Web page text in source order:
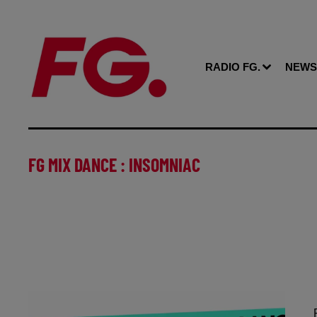
RADIO FG. NEWS
FG MIX DANCE : INSOMNIAC